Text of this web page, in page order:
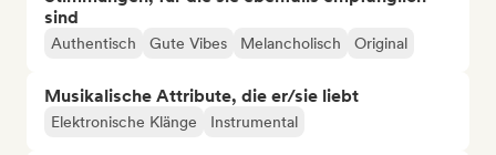
sind
Authentisch Gute Vibes Melancholisch Original
Musikalische Attribute, die er/sie liebt
Elektronische Klänge Instrumental